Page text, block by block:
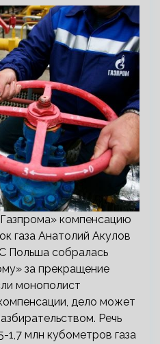
компенсацию
газа Анатолий Акулов
собралась
за прекращение
монополист
дело может
Речь
1,7 млн кубометров газа